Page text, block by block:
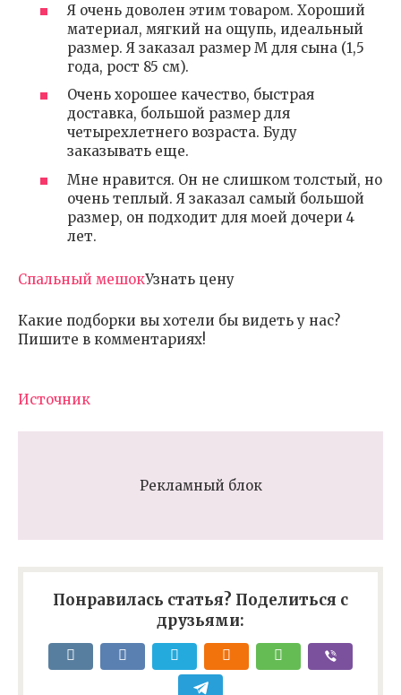
Я очень доволен этим товаром. Хороший
материал, мягкий на ощупь, идеальный
размер. Я заказал размер M для сына (1,5
года, рост 85 см).
Очень хорошее качество, быстрая
доставка, большой размер для
четырехлетнего возраста. Буду
заказывать еще.
Мне нравится. Он не слишком толстый, но
очень теплый. Я заказал самый большой
размер, он подходит для моей дочери 4
лет.
Спальный мешокУзнать цену
Какие подборки вы хотели бы видеть у нас?
Пишите в комментариях!
Источник
Рекламный блок
Понравилась статья? Поделиться с
друзьями: